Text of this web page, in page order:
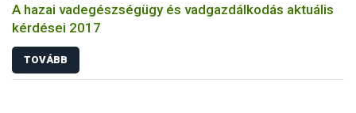
A hazai vadegészségügy és vadgazdálkodás aktuális
kérdései 2017
TOVÁBB